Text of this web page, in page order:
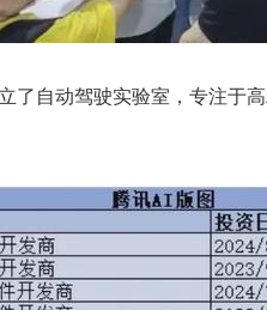
了自动驾驶实验室，专注于